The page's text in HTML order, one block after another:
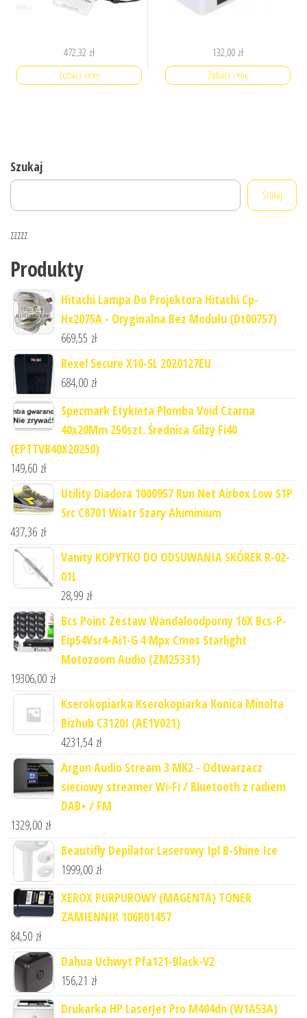
472,32 zł
Zobacz cenę
132,00 zł
Zobacz cenę
Szukaj
Szukaj
zzzzz
Produkty
Hitachi Lampa Do Projektora Hitachi Cp-
Hx2075A - Oryginalna Bez Modułu (Dt00757)
669,55 zł
Rexel Secure X10-SL 2020127EU
684,00 zł
Specmark Etykieta Plomba Void Czarna
40x20Mm 250szt. Średnica Gilzy Fi40
(EPTTVB40X20250)
149,60 zł
Utility Diadora 1000957 Run Net Airbox Low S1P
Src C8701 Wiatr Szary Aluminium
437,36 zł
Vanity KOPYTKO DO ODSUWANIA SKÓREK R-02-
01L
28,99 zł
Bcs Point Zestaw Wandaloodporny 16X Bcs-P-
Eip54Vsr4-Ai1-G 4 Mpx Cmos Starlight
Motozoom Audio (ZM25331)
19306,00 zł
Kserokopiarka Kserokopiarka Konica Minolta
Bizhub C3120I (AE1V021)
4231,54 zł
Argon Audio Stream 3 MK2 - Odtwarzacz
sieciowy streamer Wi-Fi / Bluetooth z radiem
DAB+ / FM
1329,00 zł
Beautifly Depilator Laserowy Ipl B-Shine Ice
1999,00 zł
XEROX PURPUROWY (MAGENTA) TONER
ZAMIENNIK 106R01457
84,50 zł
Dahua Uchwyt Pfa121-Black-V2
156,21 zł
Drukarka HP LaserJet Pro M404dn (W1A53A)